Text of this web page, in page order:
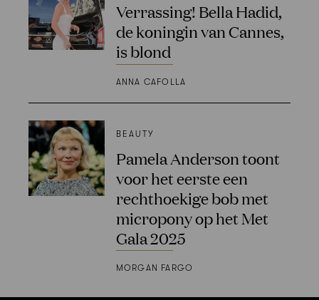
Verrassing! Bella Hadid,
de koningin van Cannes,
is blond
ANNA CAFOLLA
BEAUTY
Pamela Anderson toont
voor het eerste een
rechthoekige bob met
micropony op het Met
Gala 2025
MORGAN FARGO